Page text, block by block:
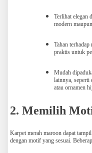
Terlihat elegan
modern
Tahan
praktis untuk
Mudah
lainnya, seperti
atau ornamen
2. Memilih
Karpet merah maroon dapat
dengan motif yang sesuai.